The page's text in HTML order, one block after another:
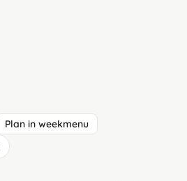
Plan in weekmenu